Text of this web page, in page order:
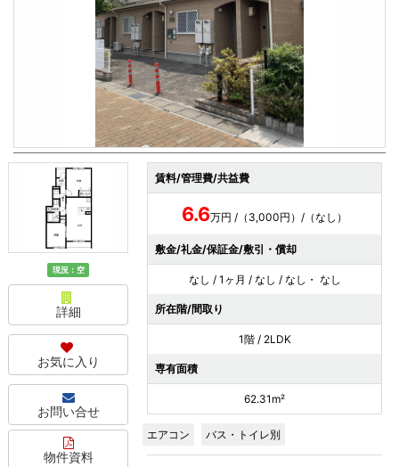
現況：空
詳細
お気に入り
お問い合せ
物件資料
賃料/管理費/共益費
6.6万円 /（3,000円）/（なし）
敷金/礼金/保証金/敷引・償却
なし / 1ヶ月 / なし / なし・ なし
所在階/間取り
1階 / 2LDK
専有面積
62.31m²
エアコン バス・トイレ別